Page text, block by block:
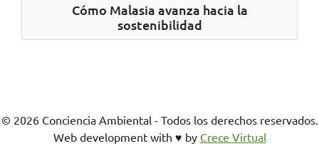
Cómo Malasia avanza hacia la
sostenibilidad
© 2026 Conciencia Ambiental - Todos los derechos reservados.
Web development with ♥︎ by Crece Virtual